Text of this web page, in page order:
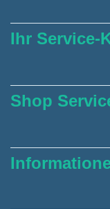
Ihr Service-
Shop